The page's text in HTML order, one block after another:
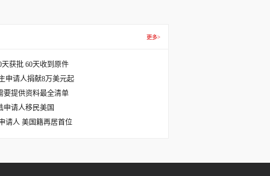
更多>
获批 60天收到原件
申请人捐献8万美元起
要提供资料最全清单
申请人移民美国
请人 美国籍再居首位